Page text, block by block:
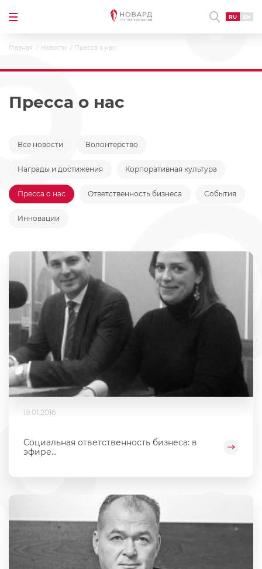
RU EN
Главная Новости Пресса о нас
Пресса о нас
Все новости Волонтерство
Награды и достижения Корпоративная культура
Пресса о нас Ответственность бизнеса События
Инновации
19.01.2016
Социальная ответственность бизнеса: в
эфире...